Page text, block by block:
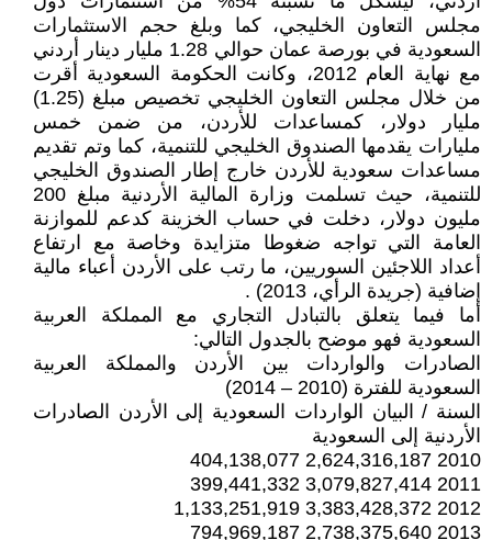
مجلس التعاون الخليجي، كما وبلغ حجم الاستثمارات
السعودية في بورصة عمان حوالي 1.28 مليار دينار أردني
مع نهاية العام 2012، وكانت الحكومة السعودية أقرت
من خلال مجلس التعاون الخليجي تخصيص مبلغ (1.25)
مليار دولار، كمساعدات للأردن، من ضمن خمس
مليارات يقدمها الصندوق الخليجي للتنمية، كما وتم تقديم
مساعدات سعودية للأردن خارج إطار الصندوق الخليجي
للتنمية، حيث تسلمت وزارة المالية الأردنية مبلغ 200
مليون دولار، دخلت في حساب الخزينة كدعم للموازنة
العامة التي تواجه ضغوطا متزايدة وخاصة مع ارتفاع
أعداد اللاجئين السوريين، ما رتب على الأردن أعباء مالية
إضافية (جريدة الرأي، 2013) .
أما فيما يتعلق بالتبادل التجاري مع المملكة العربية
السعودية فهو موضح بالجدول التالي:
الصادرات والواردات بين الأردن والمملكة العربية
السعودية للفترة (2010 – 2014)
السنة / البيان الواردات السعودية إلى الأردن الصادرات
الأردنية إلى السعودية
2010 2,624,316,187 404,138,077
2011 3,079,827,414 399,441,332
2012 3,383,428,372 1,133,251,919
2013 2,738,375,640 794,969,187